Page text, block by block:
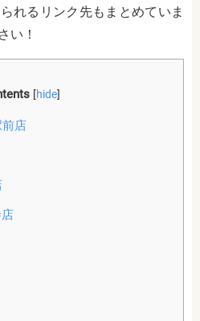
れるリンク先もまとめていま
い！
[hide]
店